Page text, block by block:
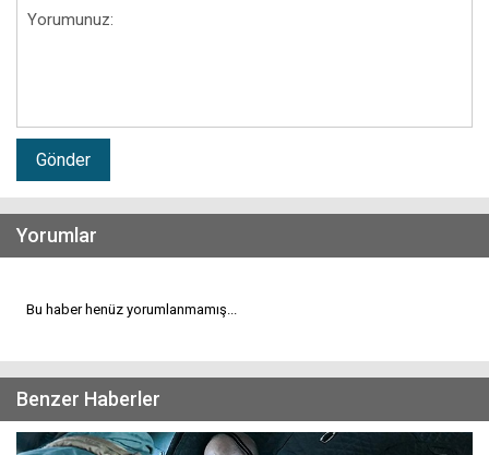
Gönder
Yorumlar
Bu haber henüz yorumlanmamış...
Benzer Haberler